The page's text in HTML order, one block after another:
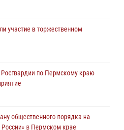
поддержку при задержании
участие в торжественном
по Пермскому краю
общественного порядка на
в Пермском крае